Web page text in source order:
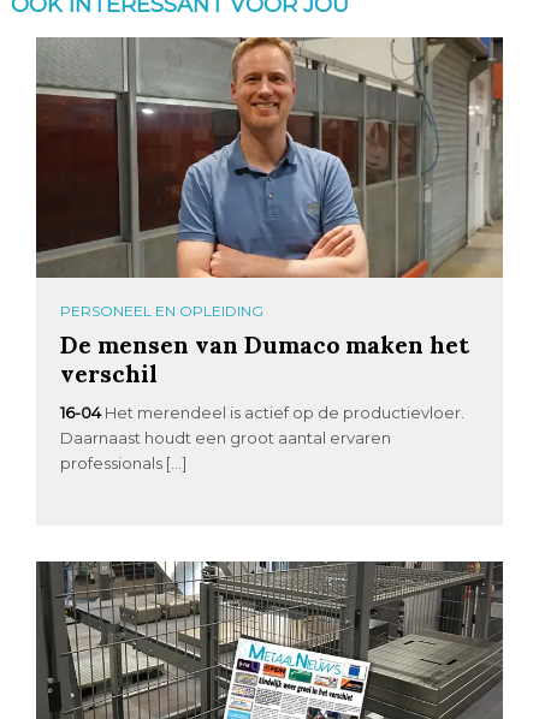
PERSONEEL EN OPLEIDING
De mensen van Dumaco maken het
verschil
16-04 Het merendeel is actief op de productievloer.
Daarnaast houdt een groot aantal ervaren
professionals […]